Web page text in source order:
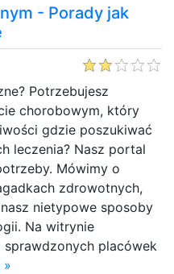
- Porady jak
Potrzebujesz
chorobowym, który
gdzie poszukiwać
leczenia? Nasz portal
Mówimy o
zdrowotnych,
nietypowe sposoby
Na witrynie
placówek
»